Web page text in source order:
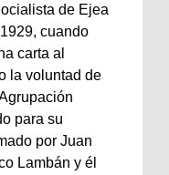
de Ejea
cuando
carta al
la voluntad de
para su
por Juan
Lambán y él